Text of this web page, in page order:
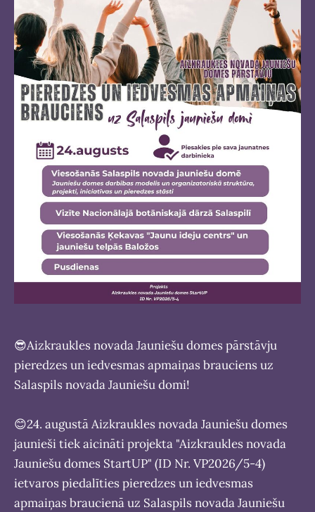
😎Aizkraukles novada Jauniešu domes pārstāvju
pieredzes un iedvesmas apmaiņas brauciens uz
Salaspils novada Jauniešu domi!
😊24. augustā Aizkraukles novada Jauniešu domes
jaunieši tiek aicināti projekta "Aizkraukles novada
Jauniešu domes StartUP" (ID Nr. VP2026/5-4)
ietvaros piedalīties pieredzes un iedvesmas
apmaiņas braucienā uz Salaspils novada Jauniešu